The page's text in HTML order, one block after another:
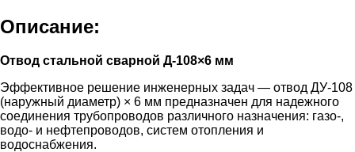
Описание:
Отвод стальной сварной Д-108×6 мм
Эффективное решение инженерных задач — отвод ДУ-108
(наружный диаметр) × 6 мм предназначен для надежного
соединения трубопроводов различного назначения: газо-,
водо- и нефтепроводов, систем отопления и
водоснабжения.